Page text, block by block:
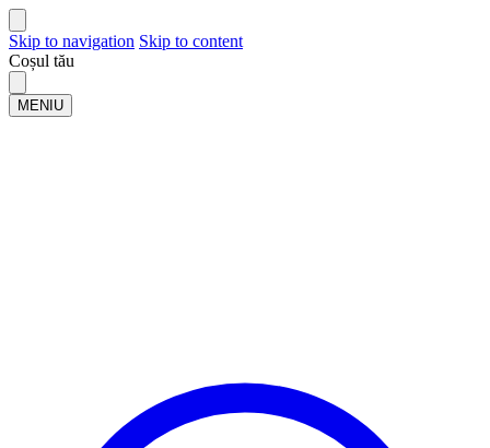
Skip to navigation Skip to content
Coșul tău
MENIU